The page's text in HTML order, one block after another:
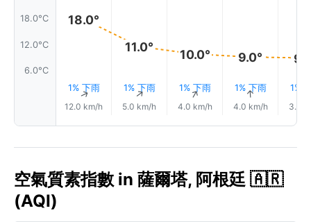
18.0°C
12.0°C
6.0°C
18.0°
1% 下雨
↑
12.0 km/h
11.0°
1% 下雨
↑
5.0 km/h
10.0°
1% 下雨
↑
4.0 km/h
9.0°
1% 下雨
↑
4.0 km/h
1%
3.0
空氣質素指數 in 薩爾塔, 阿根廷 🇦🇷
(AQI)